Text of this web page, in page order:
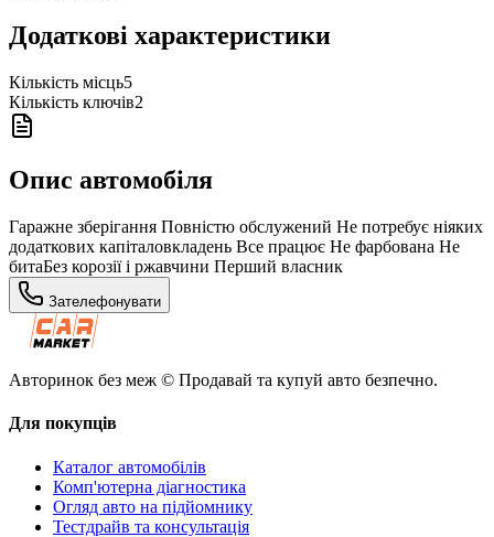
Додаткові характеристики
Кількість місць5
Кількість ключів2
Опис автомобіля
Гаражне зберігання Повністю обслужений Не потребує ніяких
додаткових капіталовкладень Все працює Не фарбована Не
битаБез корозії і ржавчини Перший власник
Зателефонувати
Авторинок без меж © Продавай та купуй авто безпечно.
Для покупців
Каталог автомобілів
Комп'ютерна діагностика
Огляд авто на підйомнику
Тестдрайв та консультація